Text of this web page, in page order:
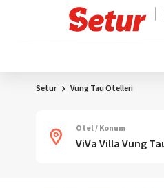
Setur Vung Tau Otelleri
Otel / Konum